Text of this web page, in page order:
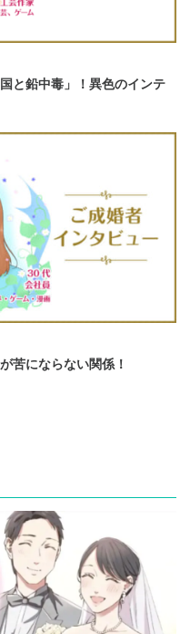
と鉛中毒」！異色のインテ
苦にならない関係！